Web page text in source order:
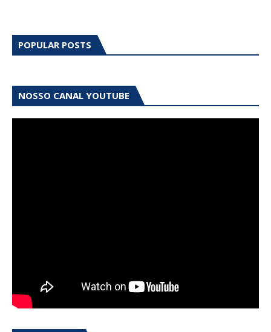
POPULAR POSTS
NOSSO CANAL YOUTUBE